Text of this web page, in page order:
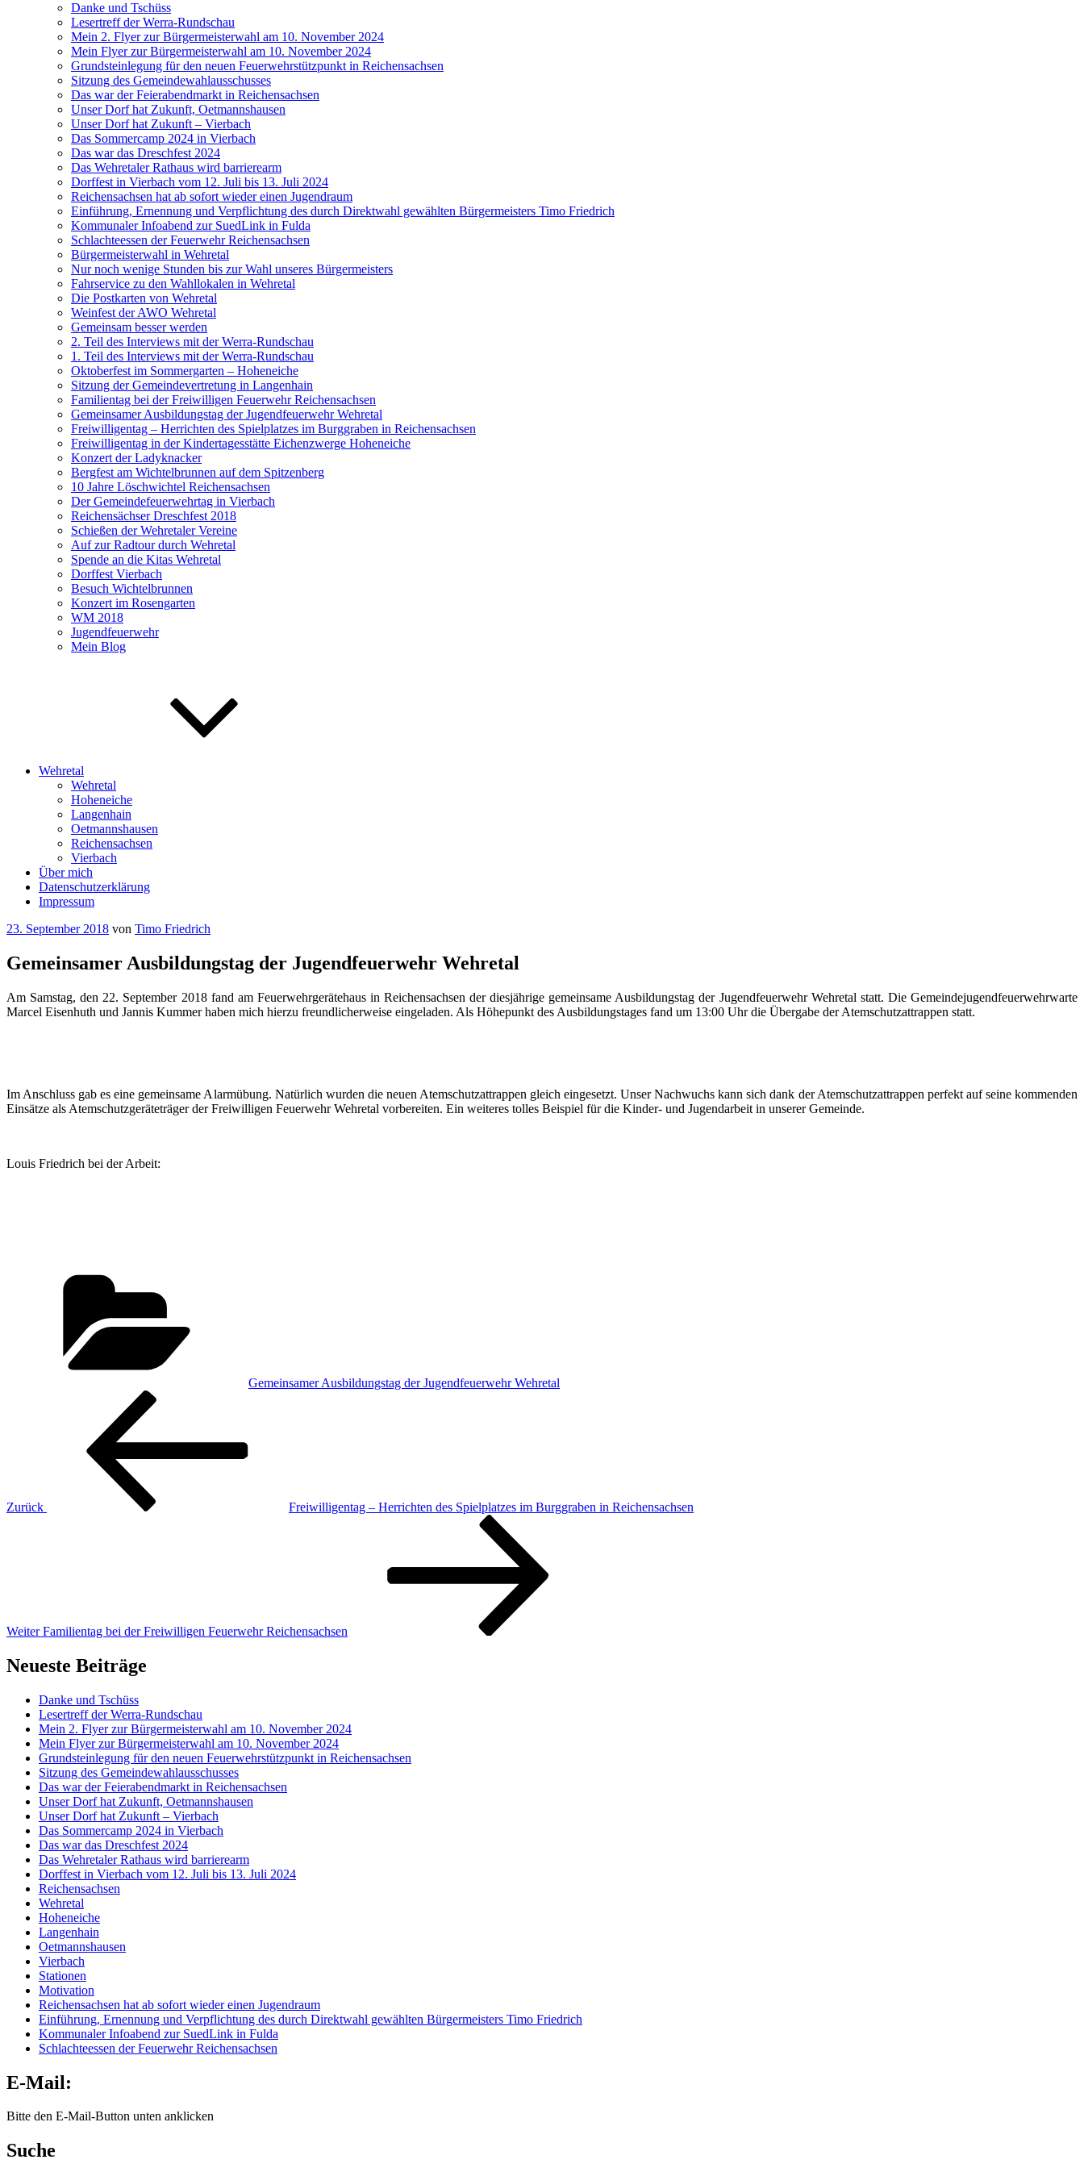
Danke und Tschüss
Lesertreff der Werra-Rundschau
Mein 2. Flyer zur Bürgermeisterwahl am 10. November 2024
Mein Flyer zur Bürgermeisterwahl am 10. November 2024
Grundsteinlegung für den neuen Feuerwehrstützpunkt in Reichensachsen
Sitzung des Gemeindewahlausschusses
Das war der Feierabendmarkt in Reichensachsen
Unser Dorf hat Zukunft, Oetmannshausen
Unser Dorf hat Zukunft – Vierbach
Das Sommercamp 2024 in Vierbach
Das war das Dreschfest 2024
Das Wehretaler Rathaus wird barrierearm
Dorffest in Vierbach vom 12. Juli bis 13. Juli 2024
Reichensachsen hat ab sofort wieder einen Jugendraum
Einführung, Ernennung und Verpflichtung des durch Direktwahl gewählten Bürgermeisters Timo Friedrich
Kommunaler Infoabend zur SuedLink in Fulda
Schlachteessen der Feuerwehr Reichensachsen
Bürgermeisterwahl in Wehretal
Nur noch wenige Stunden bis zur Wahl unseres Bürgermeisters
Fahrservice zu den Wahllokalen in Wehretal
Die Postkarten von Wehretal
Weinfest der AWO Wehretal
Gemeinsam besser werden
2. Teil des Interviews mit der Werra-Rundschau
1. Teil des Interviews mit der Werra-Rundschau
Oktoberfest im Sommergarten – Hoheneiche
Sitzung der Gemeindevertretung in Langenhain
Familientag bei der Freiwilligen Feuerwehr Reichensachsen
Gemeinsamer Ausbildungstag der Jugendfeuerwehr Wehretal
Freiwilligentag – Herrichten des Spielplatzes im Burggraben in Reichensachsen
Freiwilligentag in der Kindertagesstätte Eichenzwerge Hoheneiche
Konzert der Ladyknacker
Bergfest am Wichtelbrunnen auf dem Spitzenberg
10 Jahre Löschwichtel Reichensachsen
Der Gemeindefeuerwehrtag in Vierbach
Reichensächser Dreschfest 2018
Schießen der Wehretaler Vereine
Auf zur Radtour durch Wehretal
Spende an die Kitas Wehretal
Dorffest Vierbach
Besuch Wichtelbrunnen
Konzert im Rosengarten
WM 2018
Jugendfeuerwehr
Mein Blog
Wehretal
Wehretal
Hoheneiche
Langenhain
Oetmannshausen
Reichensachsen
Vierbach
Über mich
Datenschutzerklärung
Impressum
Veröffentlicht
23. September 2018 von Timo Friedrich
Gemeinsamer Ausbildungstag der Jugendfeuerwehr Wehretal
Am Samstag, den 22. September 2018 fand am Feuerwehrgerätehaus in Reichensachsen der diesjährige gemeinsame Ausbildungstag der Jugendfeuerwehr Wehretal statt. Die Gemeindejugendfeuerwehrwarte
Marcel Eisenhuth und Jannis Kummer haben mich hierzu freundlicherweise eingeladen. Als Höhepunkt des Ausbildungstages fand um 13:00 Uhr die Übergabe der Atemschutzattrappen statt.
Im Anschluss gab es eine gemeinsame Alarmübung. Natürlich wurden die neuen Atemschutzattrappen gleich eingesetzt. Unser Nachwuchs kann sich dank der Atemschutzattrappen perfekt auf seine kommenden
Einsätze als Atemschutzgeräteträger der Freiwilligen Feuerwehr Wehretal vorbereiten. Ein weiteres tolles Beispiel für die Kinder- und Jugendarbeit in unserer Gemeinde.
Louis Friedrich bei der Arbeit:
Gemeinsamer Ausbildungstag der Jugendfeuerwehr Wehretal
Beitragsnavigation
Zurück
Freiwilligentag – Herrichten des Spielplatzes im Burggraben in Reichensachsen
Weiter Familientag bei der Freiwilligen Feuerwehr Reichensachsen
Neueste Beiträge
Danke und Tschüss
Lesertreff der Werra-Rundschau
Mein 2. Flyer zur Bürgermeisterwahl am 10. November 2024
Mein Flyer zur Bürgermeisterwahl am 10. November 2024
Grundsteinlegung für den neuen Feuerwehrstützpunkt in Reichensachsen
Sitzung des Gemeindewahlausschusses
Das war der Feierabendmarkt in Reichensachsen
Unser Dorf hat Zukunft, Oetmannshausen
Unser Dorf hat Zukunft – Vierbach
Das Sommercamp 2024 in Vierbach
Das war das Dreschfest 2024
Das Wehretaler Rathaus wird barrierearm
Dorffest in Vierbach vom 12. Juli bis 13. Juli 2024
Reichensachsen
Wehretal
Hoheneiche
Langenhain
Oetmannshausen
Vierbach
Stationen
Motivation
Reichensachsen hat ab sofort wieder einen Jugendraum
Einführung, Ernennung und Verpflichtung des durch Direktwahl gewählten Bürgermeisters Timo Friedrich
Kommunaler Infoabend zur SuedLink in Fulda
Schlachteessen der Feuerwehr Reichensachsen
E-Mail:
Bitte den E-Mail-Button unten anklicken
Suche